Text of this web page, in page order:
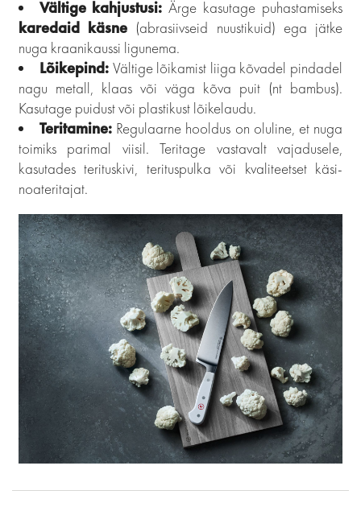
Vältige kahjustusi: Ärge kasutage puhastamiseks
karedaid käsne (abrasiivseid nuustikuid) ega jätke
nuga kraanikaussi ligunema.
Lõikepind: Vältige lõikamist liiga kõvadel pindadel
nagu metall, klaas või väga kõva puit (nt bambus).
Kasutage puidust või plastikust lõikelaudu.
Teritamine: Regulaarne hooldus on oluline, et nuga
toimiks parimal viisil. Teritage vastavalt vajadusele,
kasutades terituskivi, terituspulka või kvaliteetset käsi-
noateritajat.